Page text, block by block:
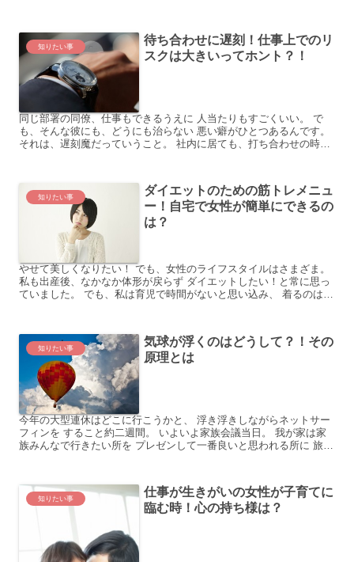
知りたい事
待ち合わせに遅刻！仕事上でのリ
スクは大きいってホント？！
同じ部署の同僚、仕事もできるうえに 人当たりもすごくいい。 で
も、そんな彼にも、どうにも治らない 悪い癖がひとつあるんです。
それは、遅刻魔だっていうこと。 社内に居ても、打ち合わせの時間
知りたい事
ダイエットのための筋トレメニュ
ー！自宅で女性が簡単にできるの
は？
やせて美しくなりたい！ でも、女性のライフスタイルはさまざま。
私も出産後、なかなか体形が戻らず ダイエットしたい！と常に思っ
ていました。 でも、私は育児で時間がないと思い込み、 着るのはい
知りたい事
気球が浮くのはどうして？！その
原理とは
今年の大型連休はどこに行こうかと、 浮き浮きしながらネットサー
フィンを すること約二週間。 いよいよ家族会議当日。 我が家は家
族みんなで行きたい所を プレゼンして一番良いと思われる所に 旅行
知りたい事
仕事が生きがいの女性が子育てに
臨む時！心の持ち様は？